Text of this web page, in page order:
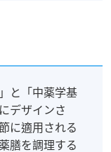
と「中薬学基
デザインさ
に適用される
膳を調理する